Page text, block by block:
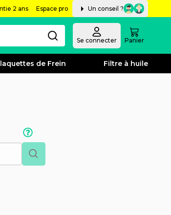
2 ans Espace pro Un conseil ?
Se connecter Panier
de Frein Filtre à huile